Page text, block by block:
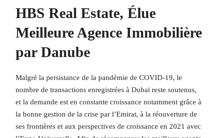
HBS Real Estate, Élue
Meilleure Agence Immobilière
par Danube
Malgré la persistance de la pandémie de COVID-19, le
nombre de transactions enregistrées à Dubaï reste soutenus,
et la demande est en constante croissance notamment grâce à
la bonne gestion de la crise par l’Emirat, à la réouverture de
ses frontières et aux perspectives de croissance en 2021 avec